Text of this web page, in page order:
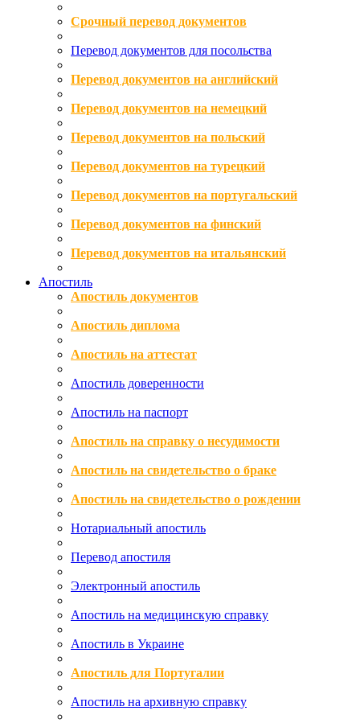
Срочный перевод документов
Перевод документов для посольства
Перевод документов на английский
Перевод документов на немецкий
Перевод документов на польский
Перевод документов на турецкий
Перевод документов на португальский
Перевод документов на финский
Перевод документов на итальянский
Апостиль
Апостиль документов
Апостиль диплома
Апостиль на аттестат
Апостиль доверенности
Апостиль на паспорт
Апостиль на справку о несудимости
Апостиль на свидетельство о браке
Апостиль на свидетельство о рождении
Нотариальный апостиль
Перевод апостиля
Электронный апостиль
Апостиль на медицинскую справку
Апостиль в Украине
Апостиль для Португалии
Апостиль на архивную справку